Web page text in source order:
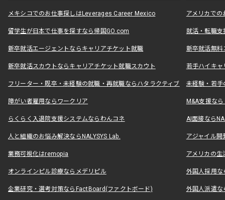
メキシコでのお仕事探しはLeverages Career Mexico アメリカで
留学生が日本で仕事を探すなら帰国GO.com 就活・転職
新卒就活エージェントならキャリアチケット就職 新卒就活無料
新卒就活スカウトならキャリアチケット就職スカウト 若手ハイキ
フリーター・既卒・未経験の就職・再就職ならハタラクティブ 未経験・若手
障がい者雇用ならワークリア M&A支援な
らくらく入退院支援システムならわんコネ AI面接なら
人と組織のお悩み解決ならNALYSYS Lab. アジャイル
業務可視化はremopia アメリカの
オンラインピル診療ならメデリピル 外国人採用
企業研究・選考対策ならFactBoard(ファクトボード) 外国人派遣な